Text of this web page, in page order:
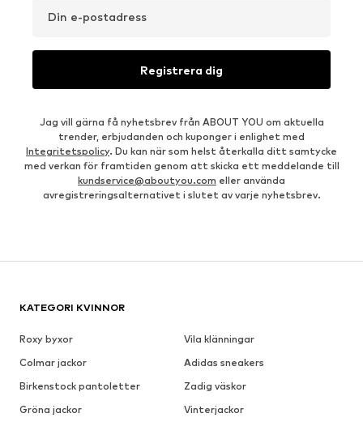
Din e-postadress
Registrera dig
Jag vill gärna få nyhetsbrev från ABOUT YOU om aktuella
trender, erbjudanden och kuponger i enlighet med
Integritetspolicy. Du kan när som helst återkalla ditt samtycke
med verkan för framtiden genom att skicka ett meddelande till
kundservice@aboutyou.com eller använda
avregistreringsalternativet i slutet av varje nyhetsbrev.
KATEGORI KVINNOR
Roxy byxor
Vila klänningar
Colmar jackor
Adidas sneakers
Birkenstock pantoletter
Zadig väskor
Gröna jackor
Vinterjackor